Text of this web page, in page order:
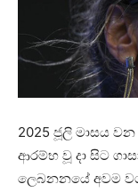
2025 ජූලි මාසය
ආරම්භ වූ දා සිට
ලෙබනනයේ අවම